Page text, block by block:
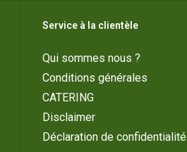
Service à la clientèle
Qui sommes nous ?
Conditions générales
CATERING
Disclaimer
Déclaration de confidentialité